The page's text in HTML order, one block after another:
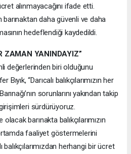
alınmayacağını ifade etti.
barınaktan daha güvenli ve daha
hedeflendiği kaydedildi.
ZAMAN YANINDAYIZ”
değerlerinden biri olduğunu
“Darıcalı balıkçılarımızın her
sorunlarını yakından takip
sürdürüyoruz.
barınakta balıkçılarımızın
faaliyet göstermelerini
herhangi bir ücret